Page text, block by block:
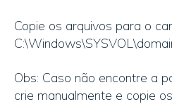
Copie os arquivos para o
Obs: Caso não encontre a
crie manualmente e copie